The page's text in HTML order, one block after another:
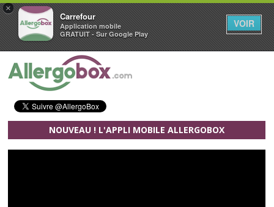
×
Carrefour
Application mobile
GRATUIT - Sur Google Play
VOIR
Aller au contenu principal
NOUVEAU ! L'APPLI MOBILE ALLERGOBOX